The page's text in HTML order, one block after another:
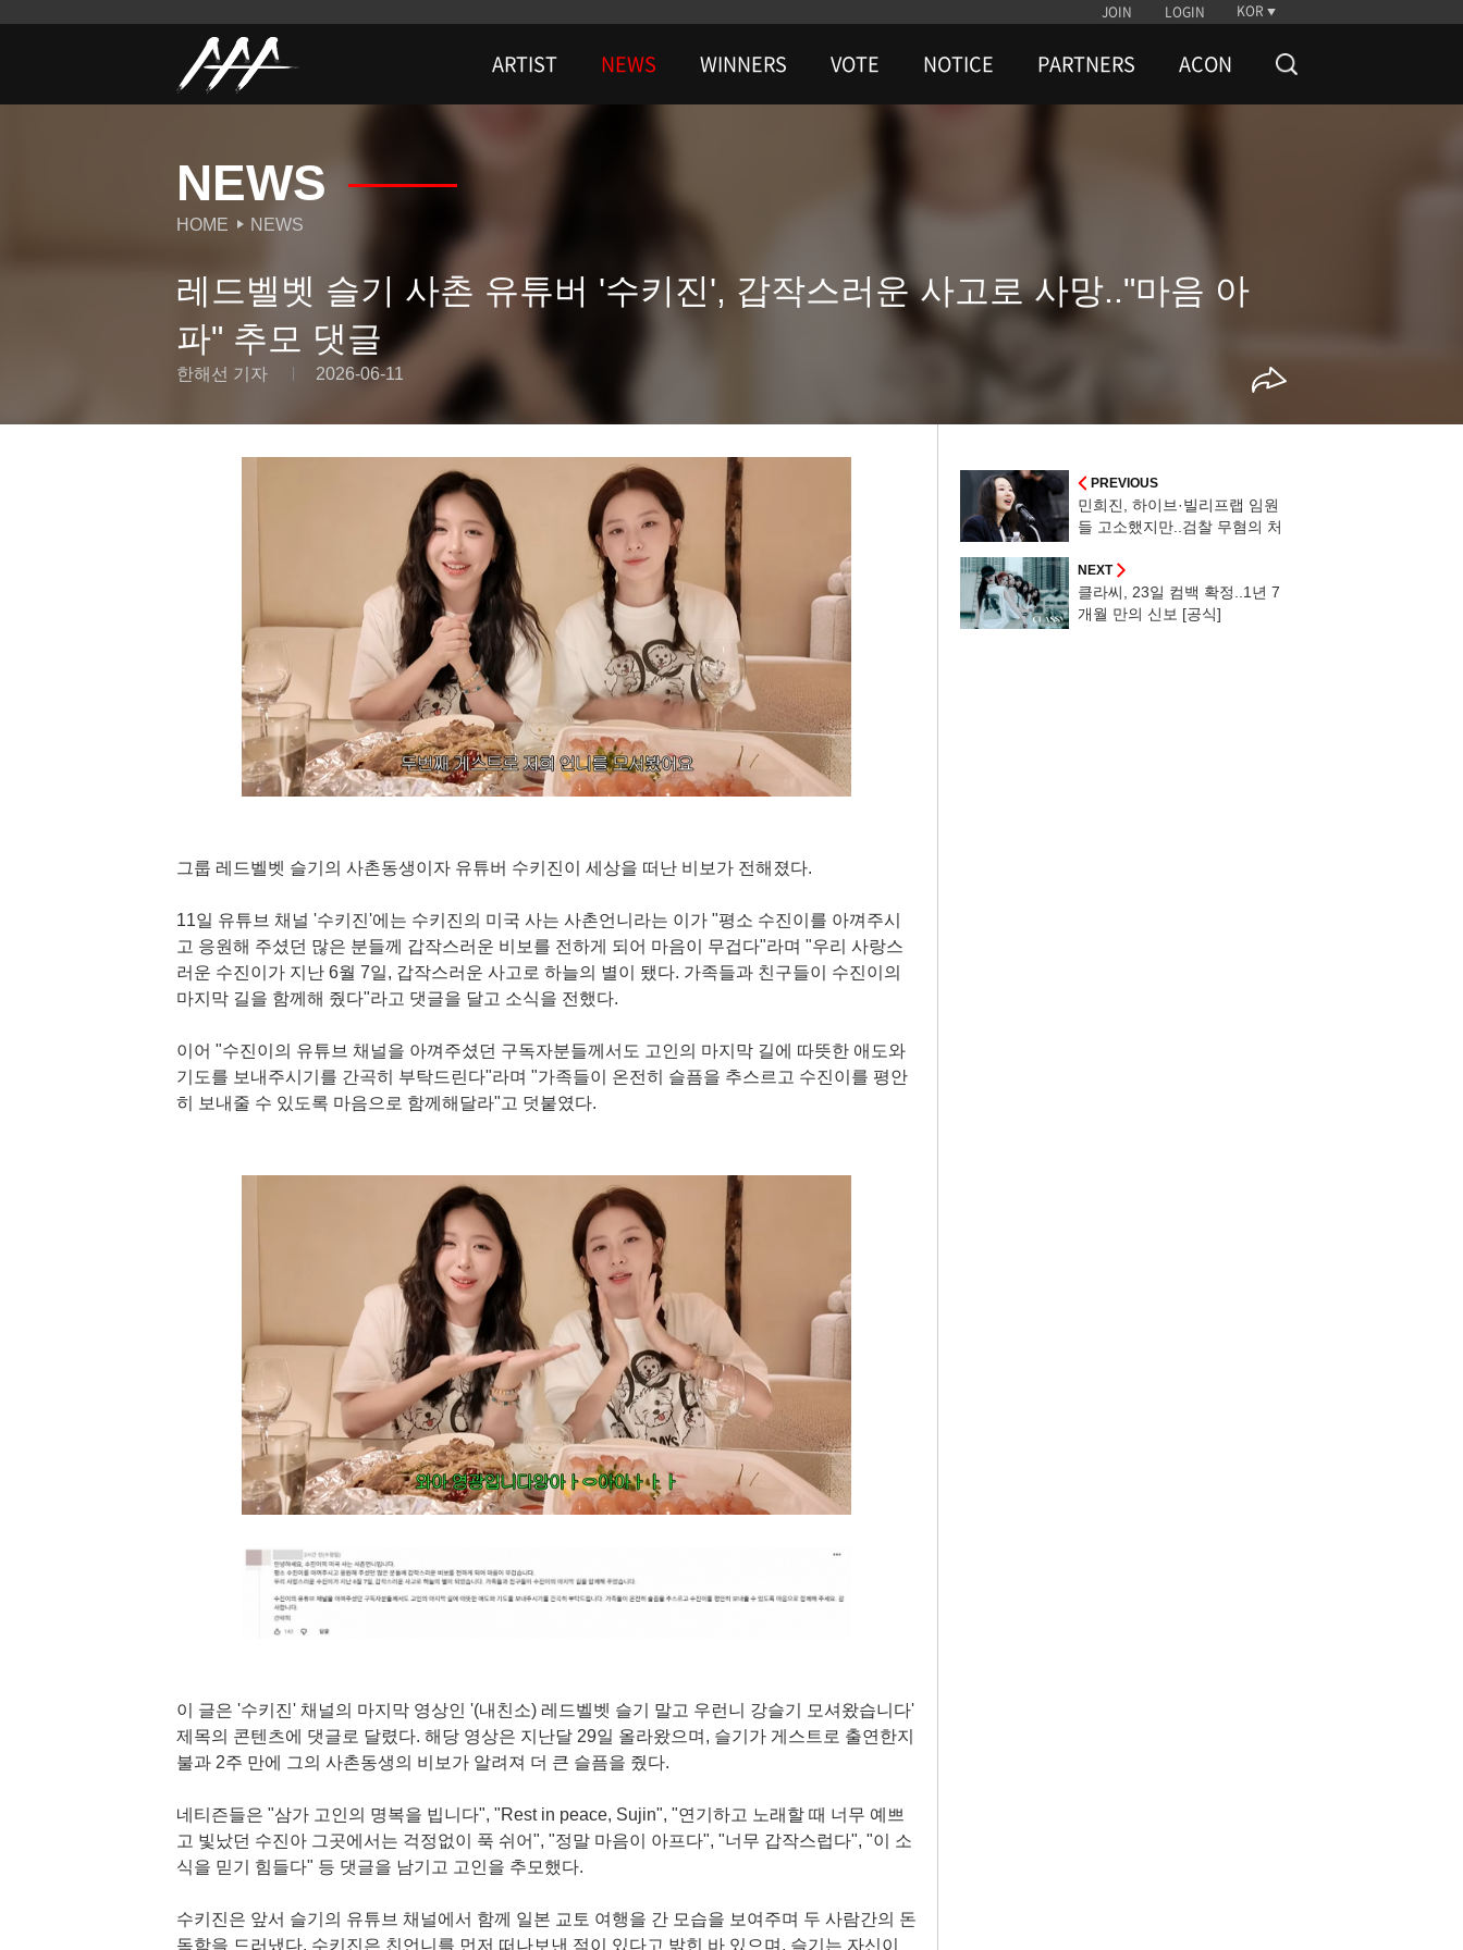
JOIN LOGIN KOR
ARTIST NEWS WINNERS VOTE NOTICE PARTNERS ACON
NEWS
HOME NEWS
레드벨벳 슬기 사촌 유튜버 '수키진', 갑작스러운 사고로 사망.."마음 아
파" 추모 댓글
한해선 기자 2026-06-11
그룹 레드벨벳 슬기의 사촌동생이자 유튜버 수키진이 세상을 떠난 비보가 전해졌다.
11일 유튜브 채널 '수키진'에는 수키진의 미국 사는 사촌언니라는 이가 "평소 수진이를 아껴주시
고 응원해 주셨던 많은 분들께 갑작스러운 비보를 전하게 되어 마음이 무겁다"라며 "우리 사랑스
러운 수진이가 지난 6월 7일, 갑작스러운 사고로 하늘의 별이 됐다. 가족들과 친구들이 수진이의
마지막 길을 함께해 줬다"라고 댓글을 달고 소식을 전했다.
이어 "수진이의 유튜브 채널을 아껴주셨던 구독자분들께서도 고인의 마지막 길에 따뜻한 애도와
기도를 보내주시기를 간곡히 부탁드린다"라며 "가족들이 온전히 슬픔을 추스르고 수진이를 평안
히 보내줄 수 있도록 마음으로 함께해달라"고 덧붙였다.
이 글은 '수키진' 채널의 마지막 영상인 '(내친소) 레드벨벳 슬기 말고 우런니 강슬기 모셔왔습니다'
제목의 콘텐츠에 댓글로 달렸다. 해당 영상은 지난달 29일 올라왔으며, 슬기가 게스트로 출연한지
불과 2주 만에 그의 사촌동생의 비보가 알려져 더 큰 슬픔을 줬다.
네티즌들은 "삼가 고인의 명복을 빕니다", "Rest in peace, Sujin", "연기하고 노래할 때 너무 예쁘
고 빛났던 수진아 그곳에서는 걱정없이 푹 쉬어", "정말 마음이 아프다", "너무 갑작스럽다", "이 소
식을 믿기 힘들다" 등 댓글을 남기고 고인을 추모했다.
수키진은 앞서 슬기의 유튜브 채널에서 함께 일본 교토 여행을 간 모습을 보여주며 두 사람간의 돈
독함을 드러냈다. 수키진은 친언니를 먼저 떠나보낸 적이 있다고 밝힌 바 있으며, 슬기는 자신이
PREVIOUS
민희진, 하이브·빌리프랩 임원
들 고소했지만..검찰 무혐의 처
NEXT
클라씨, 23일 컴백 확정..1년 7
개월 만의 신보 [공식]